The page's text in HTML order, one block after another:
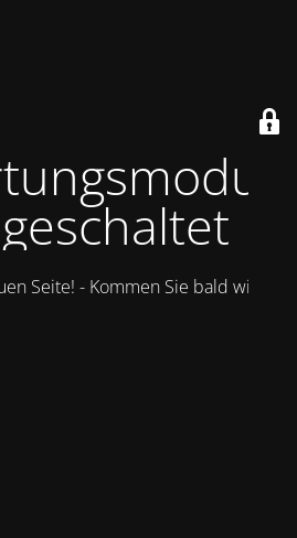
Seite! - Kommen Sie bald wieder.